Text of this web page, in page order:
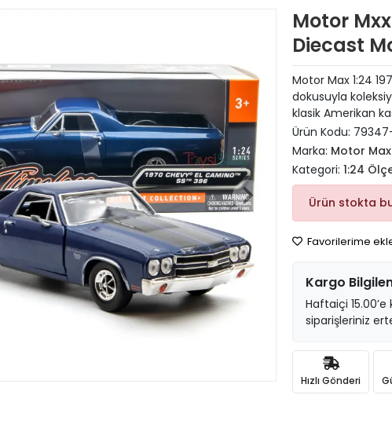
Motor
Diecast
Motor Max 1:24
dokusuyla
klasik Amerikan
Ürün Kodu:
Marka: Motor Max
Kategori: 1:24
Ürün stokta
Favorilerime
Kargo
Haftaiçi
siparişleriniz
Hızlı Gönderi